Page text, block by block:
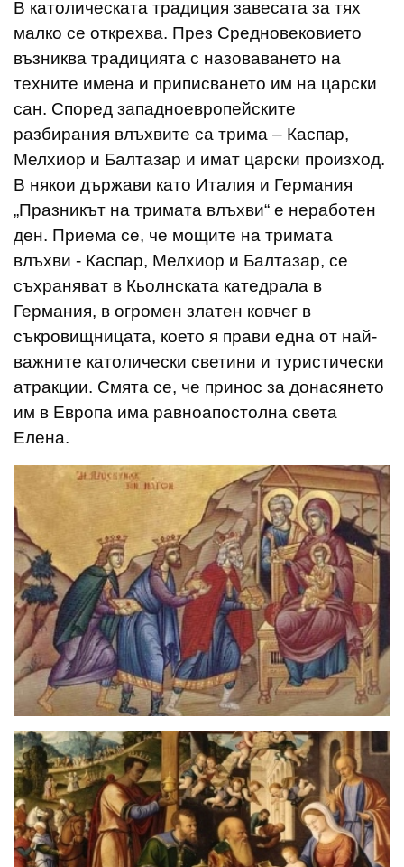
В католическата традиция завесата за тях
малко се открехва. През Средновековието
възниква традицията с назоваването на
техните имена и приписването им на царски
сан. Според западноевропейските
разбирания влъхвите са трима – Каспар,
Мелхиор и Балтазар и имат царски произход.
В някои държави като Италия и Германия
„Празникът на тримата влъхви“ е неработен
ден. Приема се, че мощите на тримата
влъхви - Каспар, Мелхиор и Балтазар, се
съхраняват в Кьолнската катедрала в
Германия, в огромен златен ковчег в
съкровищницата, което я прави една от най-
важните католически светини и туристически
атракции. Смята се, че принос за донасянето
им в Европа има равноапостолна света
Елена.